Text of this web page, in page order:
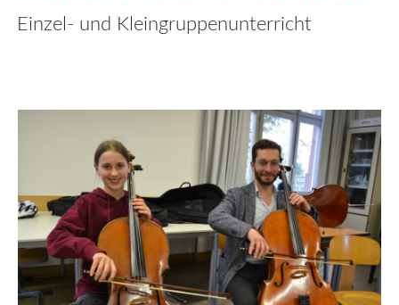
Einzel- und Kleingruppenunterricht